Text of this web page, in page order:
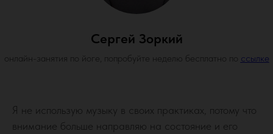
Сергей Зоркий
онлайн-занятия по йоге, попробуйте неделю бесплатно по ссылке
Я не использую музыку в своих практиках, потому что
внимание больше направляю на состояние и его